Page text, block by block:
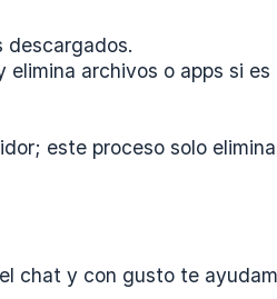
descargados.
archivos o apps si es
este proceso solo
chat y con gusto te